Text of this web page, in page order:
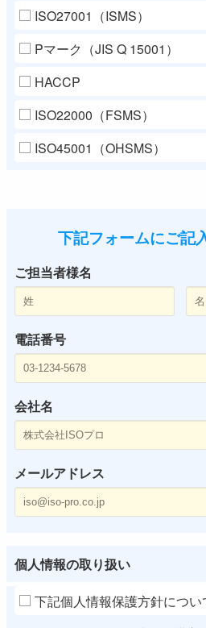
ISO27001（ISMS）
Pマーク（JIS Q 15001）
HACCP
ISO22000（FSMS）
ISO45001（OHSMS）
下記フォームにご記
ご担当者様名
電話番号
会社名
メールアドレス
個人情報の取り扱い
下記個人情報保護方針につい